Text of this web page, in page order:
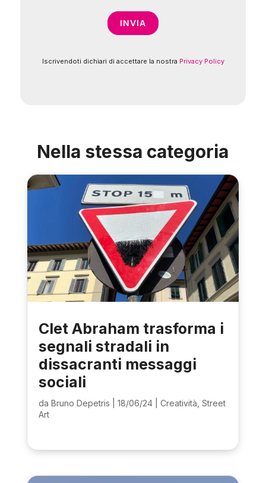
Iscrivendoti dichiari di accettare la nostra Privacy Policy
Nella stessa categoria
Clet Abraham trasforma i
segnali stradali in
dissacranti messaggi
sociali
da Bruno Depetris 18/06/24| Creatività, Street
Art